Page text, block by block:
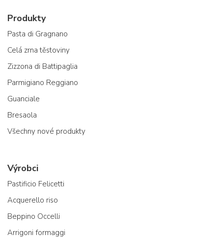
Produkty
Pasta di Gragnano
Celá zrna těstoviny
Zizzona di Battipaglia
Parmigiano Reggiano
Guanciale
Bresaola
Všechny nové produkty
Výrobci
Pastificio Felicetti
Acquerello riso
Beppino Occelli
Arrigoni formaggi